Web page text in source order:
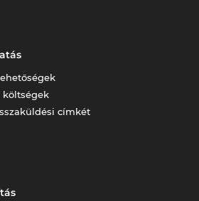
költségek
címkét